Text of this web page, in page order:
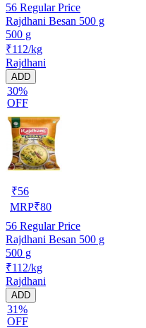
56 Regular Price
Rajdhani Besan 500 g
500 g
₹112/kg
Rajdhani
ADD
30%
OFF
₹56
MRP₹80
56 Regular Price
Rajdhani Besan 500 g
500 g
₹112/kg
Rajdhani
ADD
31%
OFF